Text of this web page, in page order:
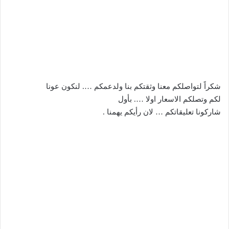
شكراً لتواصلكم معنا وثقتكم بنا ولدعمكم …. لنكون عونا
لكم وتصلكم الاسعار اولا …. بأول
شاركونا تعليقاتكم … لان رأيكم يهمنا .